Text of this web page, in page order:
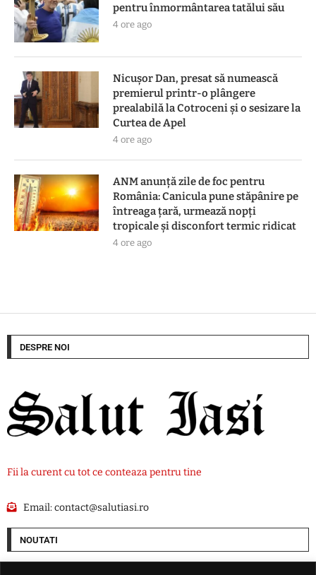
pentru înmormântarea tatălui său
4 ore ago
Nicușor Dan, presat să numească
premierul printr-o plângere
prealabilă la Cotroceni și o sesizare la
Curtea de Apel
4 ore ago
ANM anunță zile de foc pentru
România: Canicula pune stăpânire pe
întreaga țară, urmează nopți
tropicale și disconfort termic ridicat
4 ore ago
DESPRE NOI
Fii la curent cu tot ce conteaza pentru tine
Email:contact@salutiasi.ro
NOUTATI